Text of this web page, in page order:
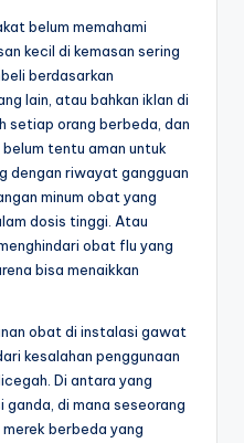
belum memahami
kecil di kemasan sering
berdasarkan
lain, atau bahkan iklan di
setiap orang berbeda, dan
tentu aman untuk
dengan riwayat gangguan
minum obat yang
dosis tinggi. Atau
obat flu yang
bisa menaikkan
obat di instalasi gawat
kesalahan penggunaan
Di antara yang
ganda, di mana seseorang
berbeda yang